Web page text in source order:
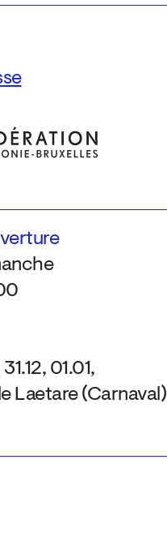
01.01,
Laetare (Carnaval)